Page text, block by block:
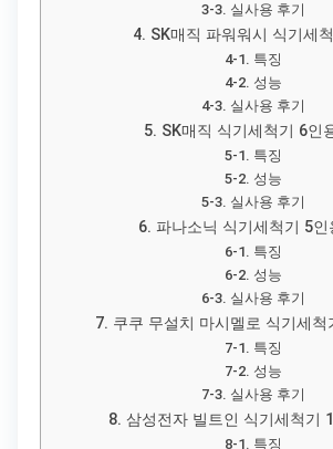
3-3. 실사용 후기
4. SK매직 파워워시 식기세
4-1. 특징
4-2. 성능
4-3. 실사용 후기
5. SK매직 식기세척기 6인
5-1. 특징
5-2. 성능
5-3. 실사용 후기
6. 파나소닉 식기세척기 5인
6-1. 특징
6-2. 성능
6-3. 실사용 후기
7. 쿠쿠 무설치 마시멜로 식기세척
7-1. 특징
7-2. 성능
7-3. 실사용 후기
8. 삼성전자 빌트인 식기세척기
8-1. 특징